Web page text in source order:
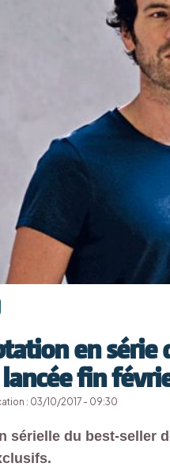
en série
fin
: 03/10/2017 - 09:30
sérielle du best-seller